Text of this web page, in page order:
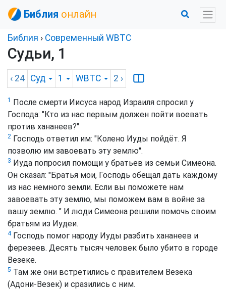
Библия онлайн
Библия › Cовременный WBTC
Судьи, 1
‹ 24 Суд 1 WBTC 2 ›
1
После смерти Иисуса народ Израиля спросил у
Господа: "Кто из нас первым должен пойти воевать
против хананеев?"
2 Господь ответил им: "Колено Иуды пойдёт. Я
позволю им завоевать эту землю".
3 Иуда попросил помощи у братьев из семьи Симеона.
Он сказал: "Братья мои, Господь обещал дать каждому
из нас немного земли. Если вы поможете нам
завоевать эту землю, мы поможем вам в войне за
вашу землю. " И люди Симеона решили помочь своим
братьям из Иудеи.
4Господь помог народу Иуды разбить хананеев и
ферезеев. Десять тысяч человек было убито в городе
Везеке.
5 Там же они встретились с правителем Везека
(Адони-Везек) и сразились с ним.